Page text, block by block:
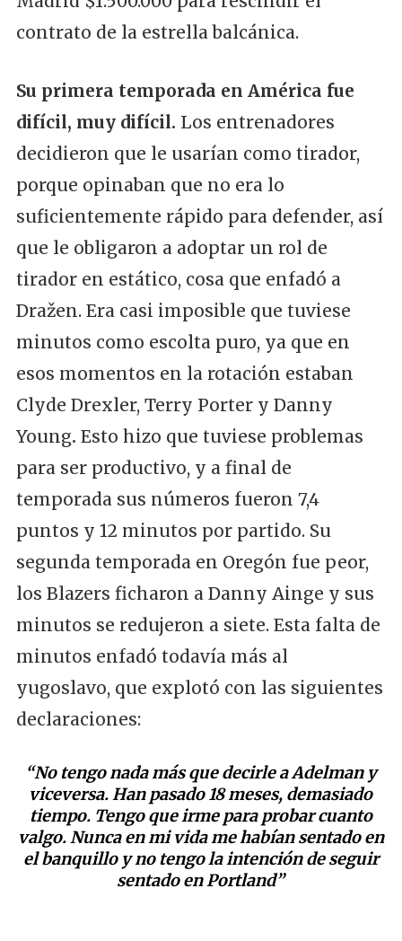
contrato de la estrella balcánica.
Su primera temporada en América fue
difícil, muy difícil. Los entrenadores
decidieron que le usarían como tirador,
porque opinaban que no era lo
suficientemente rápido para defender, así
que le obligaron a adoptar un rol de
tirador en estático, cosa que enfadó a
Dražen. Era casi imposible que tuviese
minutos como escolta puro, ya que en
esos momentos en la rotación estaban
Clyde Drexler, Terry Porter y Danny
Young. Esto hizo que tuviese problemas
para ser productivo, y a final de
temporada sus números fueron 7,4
puntos y 12 minutos por partido. Su
segunda temporada en Oregón fue peor,
los Blazers ficharon a Danny Ainge y sus
minutos se redujeron a siete. Esta falta de
minutos enfadó todavía más al
yugoslavo, que explotó con las siguientes
declaraciones:
“No tengo nada más que decirle a Adelman y
viceversa. Han pasado 18 meses, demasiado
tiempo. Tengo que irme para probar cuanto
valgo. Nunca en mi vida me habían sentado en
el banquillo y no tengo la intención de seguir
sentado en Portland”